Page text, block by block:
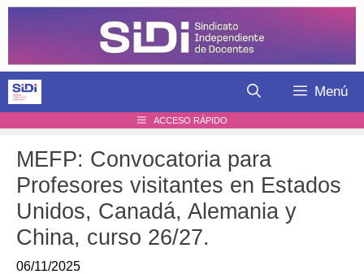
Saltar
Menú
ACCESO RÁPIDO
MEFP: Convocatoria para
Profesores visitantes en Estados
Unidos, Canadá, Alemania y
China, curso 26/27.
06/11/2025